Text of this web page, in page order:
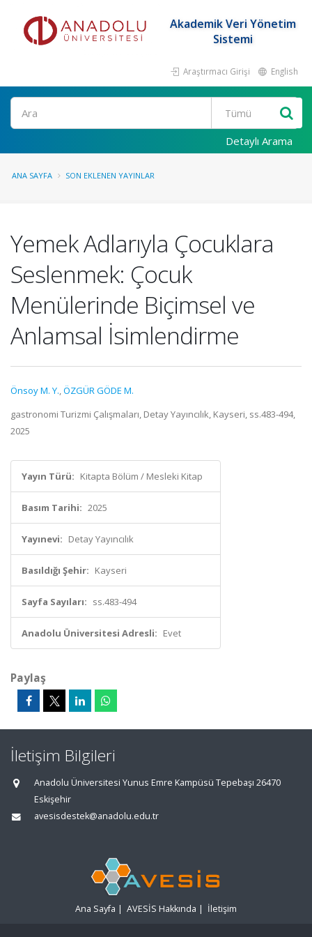
Akademik Veri Yönetim
Sistemi
Araştırmacı Girişi English
Ara
Detaylı Arama
ANA SAYFA SON EKLENEN YAYINLAR
Yemek Adlarıyla Çocuklara
Seslenmek: Çocuk
Menülerinde Biçimsel ve
Anlamsal İsimlendirme
Önsoy M. Y.,ÖZGÜR GÖDE M.
gastronomi Turizmi Çalışmaları, Detay Yayıncılık, Kayseri, ss.483-494,
2025
Yayın Türü: Kitapta Bölüm / Mesleki Kitap
Basım Tarihi: 2025
Yayınevi: Detay Yayıncılık
Basıldığı Şehir: Kayseri
Sayfa Sayıları: ss.483-494
Anadolu Üniversitesi Adresli: Evet
Paylaş
İletişim Bilgileri
Anadolu Üniversitesi Yunus Emre Kampüsü Tepebaşı 26470
Eskişehir
avesisdestek@anadolu.edu.tr
Ana Sayfa | AVESİS Hakkında | İletişim